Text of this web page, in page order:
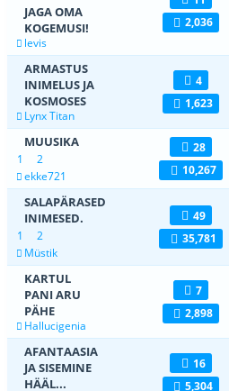
JAGA OMA
KOGEMUSI!
levis
2,036
ARMASTUS
INIMELUS JA
KOSMOSES
Lynx Titan
4
1,623
MUUSIKA
1
2
ekke721
28
10,267
SALAPÄRASED
INIMESED.
1
2
Müstik
49
35,781
KARTUL
PANI ARU
PÄHE
Hallucigenia
7
2,898
AFANTAASIA
JA SISEMINE
HÄÄL...
16
5,304